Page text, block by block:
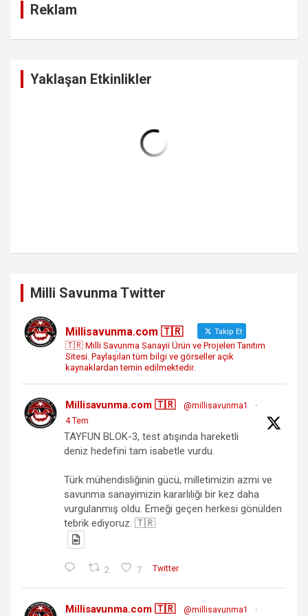
Reklam
Yaklaşan Etkinlikler
Milli Savunma Twitter
Millisavunma.com 🇹🇷 Takip Et
🇹🇷 Milli Savunma Sanayii Ürün ve Projeleri Tanıtım
Sitesi. Paylaşılan tüm bilgi ve görseller açık
kaynaklardan temin edilmektedir.
Millisavunma.com 🇹🇷 @millisavunma1
·
4 Tem
TAYFUN BLOK-3, test atışında hareketli
deniz hedefini tam isabetle vurdu.
Türk mühendisliğinin gücü, milletimizin azmi ve
savunma sanayimizin kararlılığı bir kez daha
vurgulanmış oldu. Emeği geçen herkesi gönülden
tebrik ediyoruz. 🇹🇷
2 7 Twitter
Millisavunma.com 🇹🇷 @millisavunma1 ·